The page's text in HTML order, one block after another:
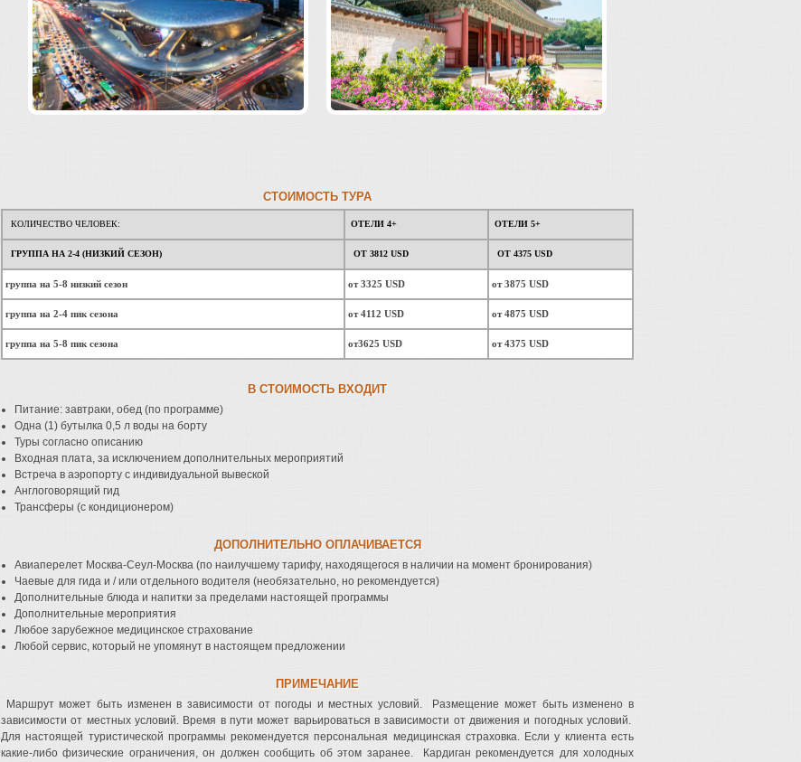
СТОИМОСТЬ ТУРА
КОЛИЧЕСТВО ЧЕЛОВЕК: ОТЕЛИ 4+ ОТЕЛИ 5+
ГРУППА НА 2-4 (НИЗКИЙ СЕЗОН) ОТ 3812 USD ОТ 4375 USD
группа на 5-8 низкий сезон от 3325 USD от 3875 USD
группа на 2-4 пик сезона от 4112 USD от 4875 USD
группа на 5-8 пик сезона от3625 USD от 4375 USD
В СТОИМОСТЬ ВХОДИТ
Питание: завтраки, обед (по программе)
Одна (1) бутылка 0,5 л воды на борту
Туры согласно описанию
Входная плата, за исключением дополнительных мероприятий
Встреча в аэропорту с индивидуальной вывеской
Англоговорящий гид
Трансферы (с кондиционером)
ДОПОЛНИТЕЛЬНО ОПЛАЧИВАЕТСЯ
Авиаперелет Москва-Сеул-Москва (по наилучшему тарифу, находящегося в наличии на момент бронирования)
Чаевые для гида и / или отдельного водителя (необязательно, но рекомендуется)
Дополнительные блюда и напитки за пределами настоящей программы
Дополнительные мероприятия
Любое зарубежное медицинское страхование
Любой сервис, который не упомянут в настоящем предложении
ПРИМЕЧАНИЕ
Маршрут может быть изменен в зависимости от погоды и местных условий. Размещение может быть изменено в
зависимости от местных условий. Время в пути может варьироваться в зависимости от движения и погодных условий.
Для настоящей туристической программы рекомендуется персональная медицинская страховка. Если у клиента есть
какие-либо физические ограничения, он должен сообщить об этом заранее. Кардиган рекомендуется для холодных